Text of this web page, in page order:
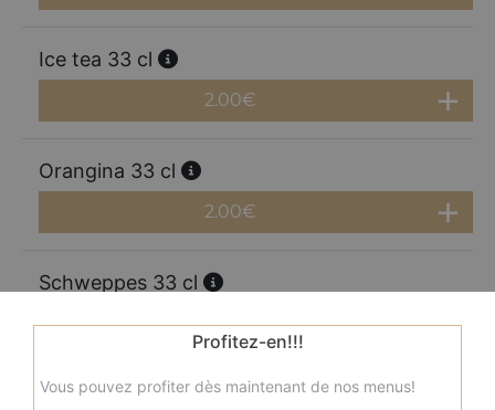
Ice tea 33 cl
2.00€
Orangina 33 cl
2.00€
Schweppes 33 cl
2.00€
Perrier 33 cl
Profitez-en!!!
Vous pouvez profiter dès maintenant de nos menus!